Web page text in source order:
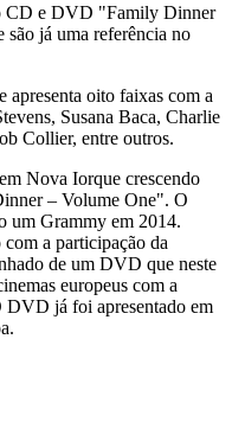
CD e DVD "Family Dinner
já uma referência no
oito faixas com a
Susana Baca, Charlie
Collier, entre outros.
Nova Iorque crescendo
– Volume One". O
um Grammy em 2014.
a participação da
de um DVD que neste
europeus com a
DVD já foi apresentado em